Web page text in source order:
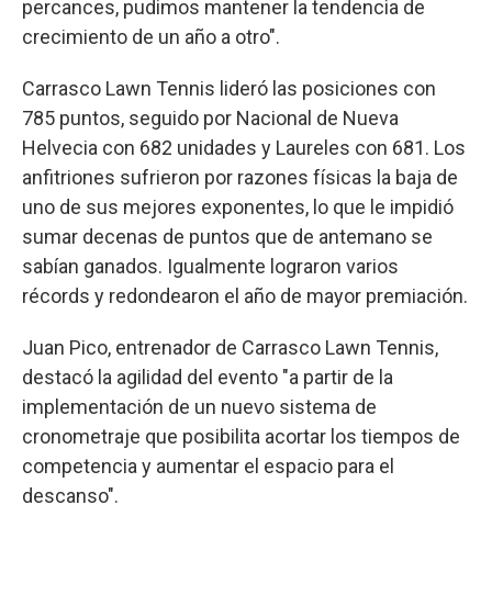
percances, pudimos mantener la tendencia de
crecimiento de un año a otro".
Carrasco Lawn Tennis lideró las posiciones con
785 puntos, seguido por Nacional de Nueva
Helvecia con 682 unidades y Laureles con 681. Los
anfitriones sufrieron por razones físicas la baja de
uno de sus mejores exponentes, lo que le impidió
sumar decenas de puntos que de antemano se
sabían ganados. Igualmente lograron varios
récords y redondearon el año de mayor premiación.
Juan Pico, entrenador de Carrasco Lawn Tennis,
destacó la agilidad del evento "a partir de la
implementación de un nuevo sistema de
cronometraje que posibilita acortar los tiempos de
competencia y aumentar el espacio para el
descanso".